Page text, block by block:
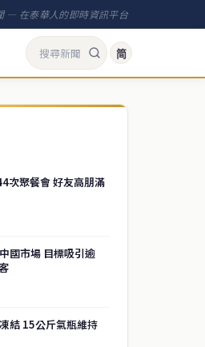
— 在泰華人的即時資訊平台
简
次聚餐會 好友高朋滿
國市場 目標吸引逾
結 15公斤氣瓶維持